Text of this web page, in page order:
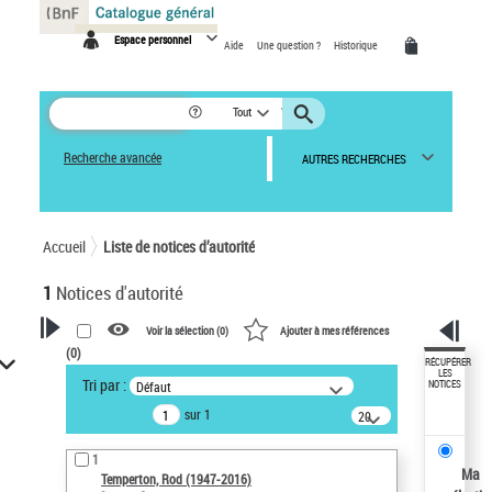
Espace personnel Aide Une question ? Historique
Tout
Recherche avancée AUTRES RECHERCHES
Accueil Liste de notices d’autorité
1 Notices d'autorité
VOTRE RECHERCHE
Recherche avancée dans les
notices d’autorité
Œuvres liées à l'auteur :
Temperton, Rod (1947-2016)
Voir la sélection (0) Ajouter à mes références
(0)
Tri par : Défaut
sur 1
20
résultats/page
1
Temperton, Rod (1947-2016)
RÉCUPÉRER
LES
NOTICES
Ma
Panneau de gestion des cookies